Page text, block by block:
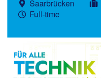
Saarbrücken
Full-time